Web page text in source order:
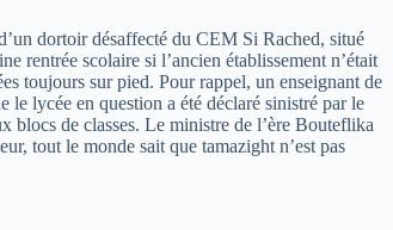
dortoir désaffecté du CEM Si Rached, situé
rentrée scolaire si l’ancien établissement n’était
toujours sur pied. Pour rappel, un enseignant de
le lycée en question a été déclaré sinistré par le
blocs de classes. Le ministre de l’ère Bouteflika
tout le monde sait que tamazight n’est pas